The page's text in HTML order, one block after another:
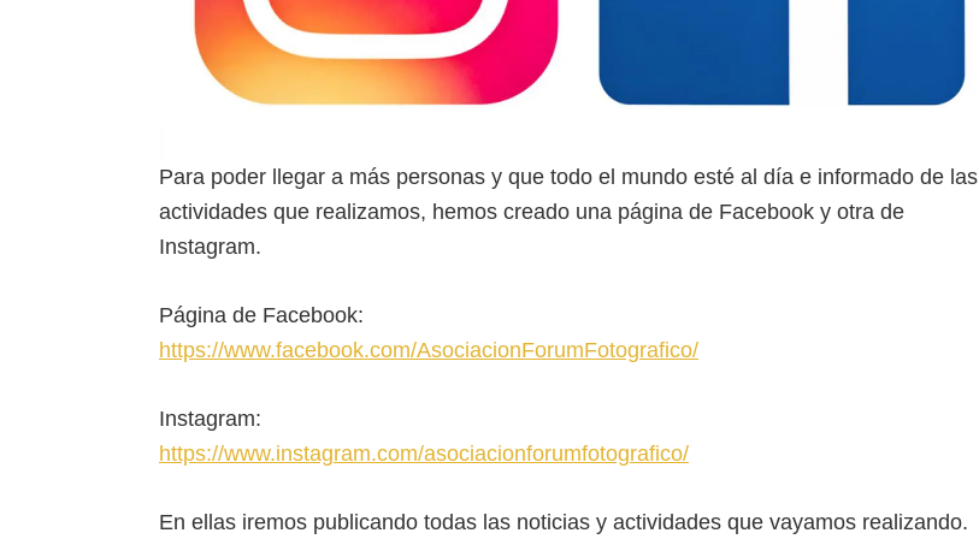
Para poder llegar a más personas y que todo el mundo esté al día e informado de las
actividades que realizamos, hemos creado una página de Facebook y otra de
Instagram.
Página de Facebook:
https://www.facebook.com/AsociacionForumFotografico/
Instagram:
https://www.instagram.com/asociacionforumfotografico/
En ellas iremos publicando todas las noticias y actividades que vayamos realizando.